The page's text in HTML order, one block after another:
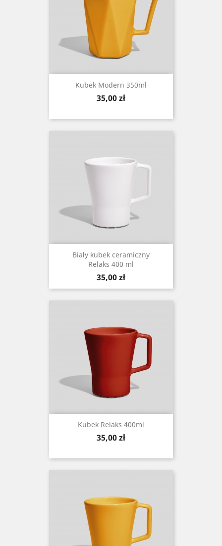
Kubek Modern 350ml
Cena
35,00 zł
Biały kubek ceramiczny
Relaks 400 ml
Cena
35,00 zł
Kubek Relaks 400ml
Cena
35,00 zł